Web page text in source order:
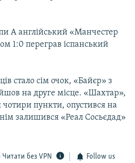
А англійський «Манчестер
1:0 переграв іспанський
стало сім очок, «Байєр» з
на друге місце. «Шахтар»,
пункти, опустився на
залишився «Реал Сосьєдад»
Читати без VPN Follow us